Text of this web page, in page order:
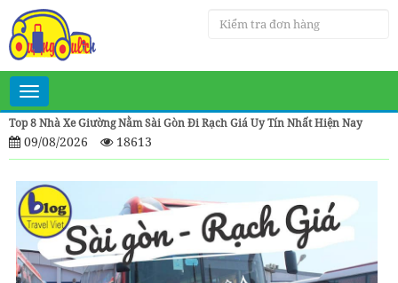
Toggle
navigation
Top 8 Nhà Xe Giường Nằm Sài Gòn Đi Rạch Giá Uy Tín Nhất Hiện Nay
09/08/2026 18613